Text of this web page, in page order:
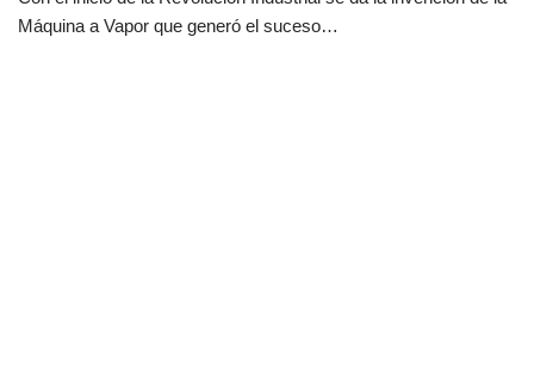
Máquina a Vapor que generó el suceso…